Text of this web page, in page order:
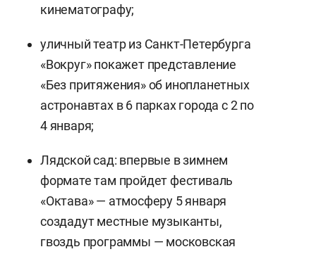
кинематографу;
уличный театр из Санкт-Петербурга
«Вокруг» покажет представление
«Без притяжения» об инопланетных
астронавтах в 6 парках города с 2 по
4 января;
Лядской сад: впервые в зимнем
формате там пройдет фестиваль
«Октава» — атмосферу 5 января
создадут местные музыканты,
гвоздь программы — московская